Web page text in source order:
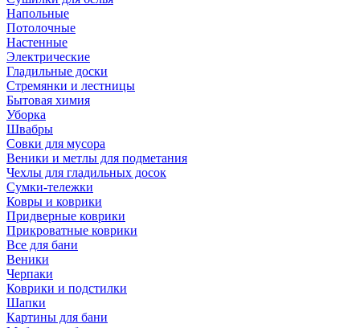
Напольные
Потолочные
Настенные
Электрические
Гладильные доски
Стремянки и лестницы
Бытовая химия
Уборка
Швабры
Совки для мусора
Веники и метлы для подметания
Чехлы для гладильных досок
Сумки-тележки
Ковры и коврики
Придверные коврики
Прикроватные коврики
Все для бани
Веники
Черпаки
Коврики и подстилки
Шапки
Картины для бани